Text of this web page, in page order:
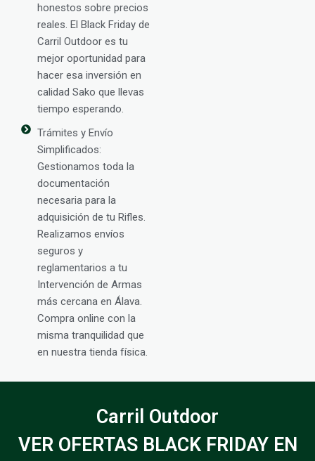
honestos sobre precios
reales. El Black Friday de
Carril Outdoor es tu
mejor oportunidad para
hacer esa inversión en
calidad Sako que llevas
tiempo esperando.
Trámites y Envío
Simplificados:
Gestionamos toda la
documentación
necesaria para la
adquisición de tu Rifles.
Realizamos envíos
seguros y
reglamentarios a tu
Intervención de Armas
más cercana en Álava.
Compra online con la
misma tranquilidad que
en nuestra tienda física.
Carril Outdoor
VER OFERTAS BLACK FRIDAY EN